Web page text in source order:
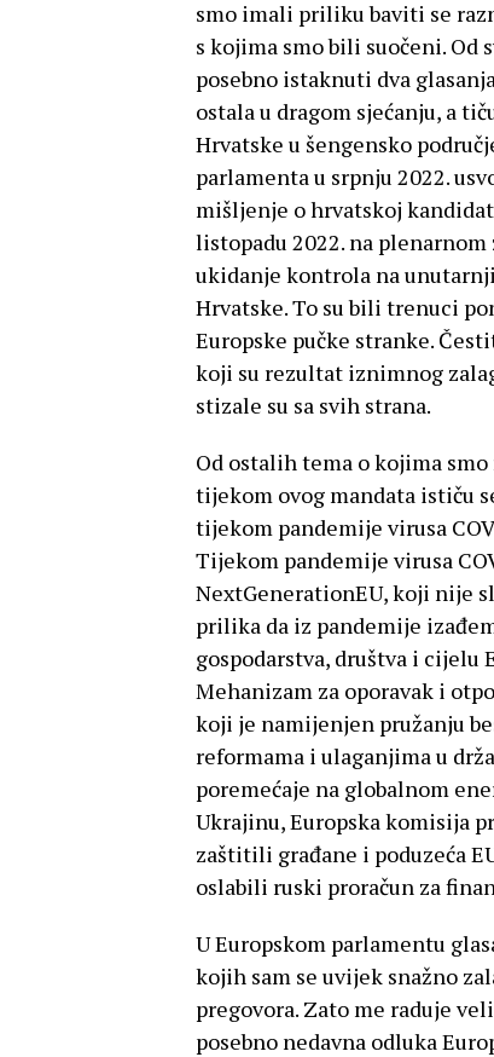
smo imali priliku baviti se
s kojima smo bili suočeni.
posebno istaknuti dva
ostala u dragom sjećanju, a
Hrvatske u šengensko
parlamenta u srpnju 2022.
mišljenje o hrvatskoj
listopadu 2022. na
ukidanje kontrola na
Hrvatske. To su bili trenuci
Europske pučke stranke.
koji su rezultat iznimnog
stizale su sa svih strana.
Od ostalih tema o kojima
tijekom ovog mandata ističu
tijekom pandemije virusa
Tijekom pandemije virusa
NextGenerationEU, koji nije
prilika da iz pandemije
gospodarstva, društva i cijelu
Mehanizam za oporavak i
koji je namijenjen pružanju
reformama i ulaganjima u
poremećaje na globalnom
Ukrajinu, Europska komisija
zaštitili građane i poduzeća
oslabili ruski proračun za
U Europskom parlamentu
kojih sam se uvijek snažno
pregovora. Zato me raduje
posebno nedavna odluka